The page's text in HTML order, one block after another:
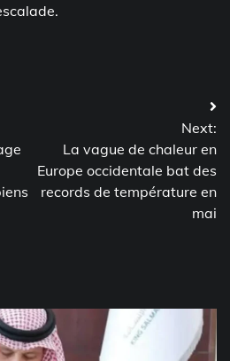
Next:
La vague de chaleur en
Europe occidentale bat des
records de température en
mai